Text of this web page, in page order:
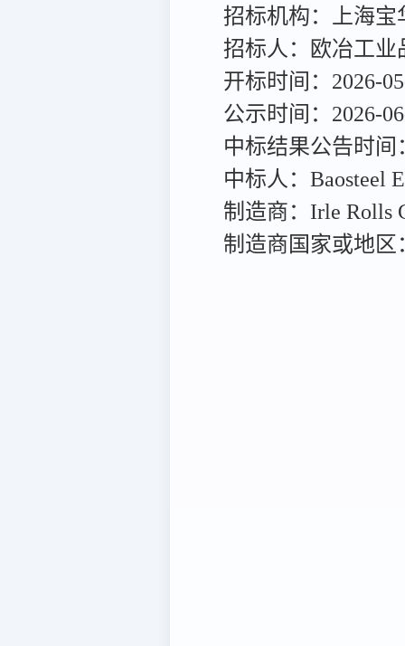
招标机构：上海
招标人：欧冶工业
开标时间：2026-
公示时间：2026-
中标结果公告时间
中标人：Baosteel
制造商：Irle Rolls
制造商国家或地区